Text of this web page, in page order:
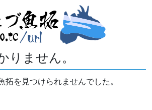
りません。
拓を見つけられませんでした。